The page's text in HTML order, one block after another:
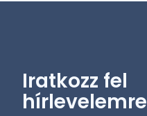
Iratkozz fel
hírlevelemre